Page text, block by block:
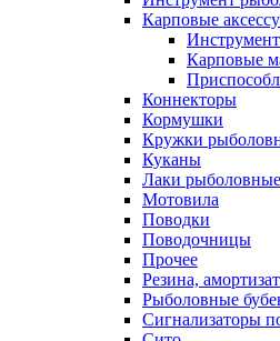
Карповые
Карповые
Коннекторы
Кормушки
Кружки
Куканы
Лаки рыболовные
Мотовила
Поводки
Поводочницы
Прочее
Резина,
Рыболовные
Сигнализаторы